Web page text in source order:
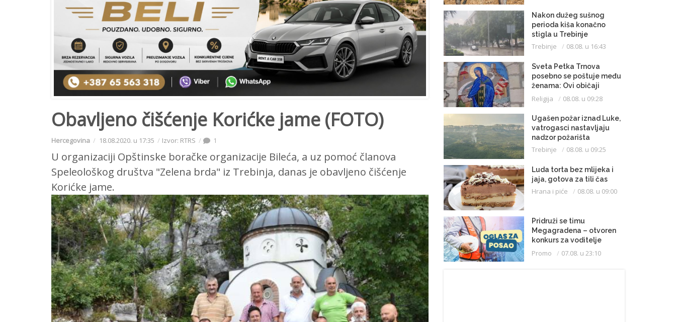
Obavljeno čišćenje Korićke jame (FOTO)
Hercegovina 18.08.2020. u 17:35 Izvor: RTRS 1
U organizaciji Opštinske boračke organizacije Bileća, a uz pomoć članova
Speleološkog društva "Zelena brda" iz Trebinja, danas je obavljeno čišćenje
Korićke jame.
Nakon dužeg sušnog
perioda kiša konačno
stigla u Trebinje
Trebinje 08.08. u 16:43
Sveta Petka Trnova
posebno se poštuje među
ženama: Ovi običaji
vijekovima se čuvaju
Religija 08.08. u 09:28
Ugašen požar iznad Luke,
vatrogasci nastavljaju
nadzor požarišta
Trebinje 08.08. u 09:25
Luda torta bez mlijeka i
jaja, gotova za tili čas
Hrana i piće 08.08. u 09:00
Pridruži se timu
Megagradena – otvoren
konkurs za voditelje
gradilišta
Promo 07.08. u 23:10